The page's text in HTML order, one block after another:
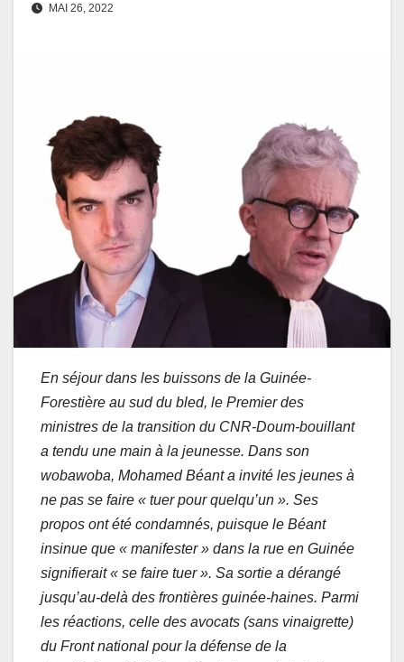
MAI 26, 2022
En séjour dans les buissons de la Guinée-
Forestière au sud du bled, le Premier des
ministres de la transition du CNR-Doum-bouillant
a tendu une main à la jeunesse. Dans son
wobawoba, Mohamed Béant a invité les jeunes à
ne pas se faire « tuer pour quelqu’un ». Ses
propos ont été condamnés, puisque le Béant
insinue que « manifester » dans la rue en Guinée
signifierait « se faire tuer ». Sa sortie a dérangé
jusqu’au-delà des frontières guinée-haines. Parmi
les réactions, celle des avocats (sans vinaigrette)
du Front national pour la défense de la